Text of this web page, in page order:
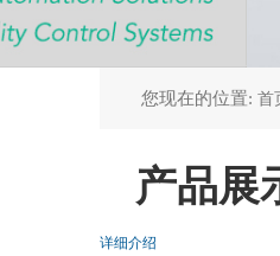
您现在的位置: 首
产品展
详细介绍